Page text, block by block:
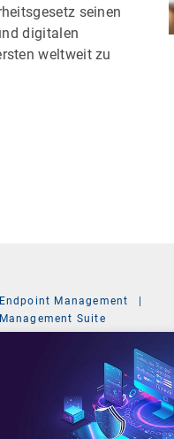
seinen
digitalen
weltweit zu
Endpoint Management
|
Management Suite